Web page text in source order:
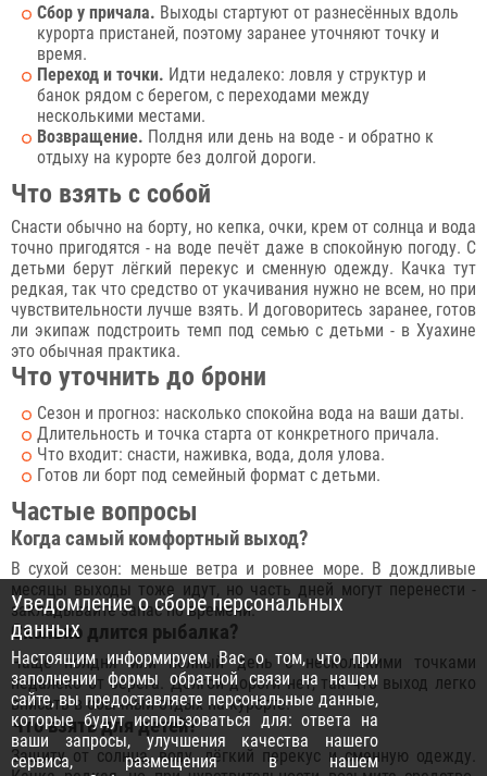
Сбор у причала. Выходы стартуют от разнесённых вдоль
курорта пристаней, поэтому заранее уточняют точку и
время.
Переход и точки. Идти недалеко: ловля у структур и
банок рядом с берегом, с переходами между
несколькими местами.
Возвращение. Полдня или день на воде - и обратно к
отдыху на курорте без долгой дороги.
Что взять с собой
Снасти обычно на борту, но кепка, очки, крем от солнца и вода
точно пригодятся - на воде печёт даже в спокойную погоду. С
детьми берут лёгкий перекус и сменную одежду. Качка тут
редкая, так что средство от укачивания нужно не всем, но при
чувствительности лучше взять. И договоритесь заранее, готов
ли экипаж подстроить темп под семью с детьми - в Хуахине
это обычная практика.
Что уточнить до брони
Сезон и прогноз: насколько спокойна вода на ваши даты.
Длительность и точка старта от конкретного причала.
Что входит: снасти, наживка, вода, доля улова.
Готов ли борт под семейный формат с детьми.
Частые вопросы
Когда самый комфортный выход?
В сухой сезон: меньше ветра и ровнее море. В дождливые
месяцы выходы тоже идут, но часть дней могут перенести -
закладывайте запас по времени.
Сколько длится рыбалка?
Чаще полдня или полный день с несколькими точками
недалеко от берега. Долгой дороги нет, так что выход легко
вписать в обычный отдых на курорте.
Что взять для детей?
Защиту от солнца, воду, лёгкий перекус и сменную одежду.
Уведомление о сборе персональных
данных
Настоящим информируем Вас о том, что при
заполнении формы обратной связи на нашем
сайте, вы предоставляете персональные данные,
которые будут использоваться для: ответа на
ваши запросы, улучшения качества нашего
сервиса, размещения в нашем